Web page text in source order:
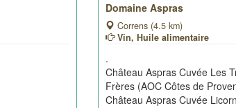
Domaine Aspras
Correns (4.5 km)
Vin, Huile alimentaire
.
Château Aspras Cuvée Les
Frères (AOC Côtes de
Château Aspras Cuvée